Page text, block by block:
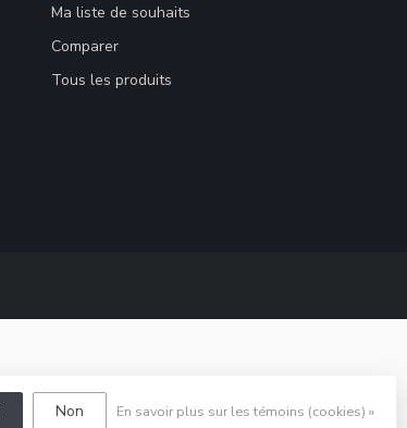
Ma liste de souhaits
Comparer
Tous les produits
Non En savoir plus sur les témoins (cookies) »